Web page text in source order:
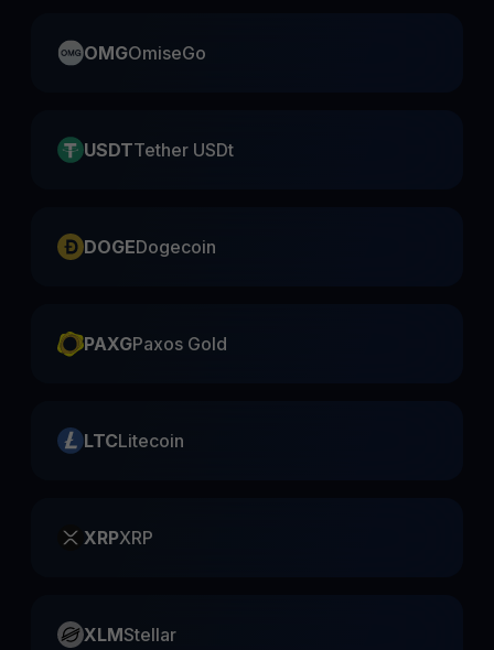
OMGOmiseGo
USDTTether USDt
DOGEDogecoin
PAXGPaxos Gold
LTCLitecoin
XRPXRP
XLMStellar